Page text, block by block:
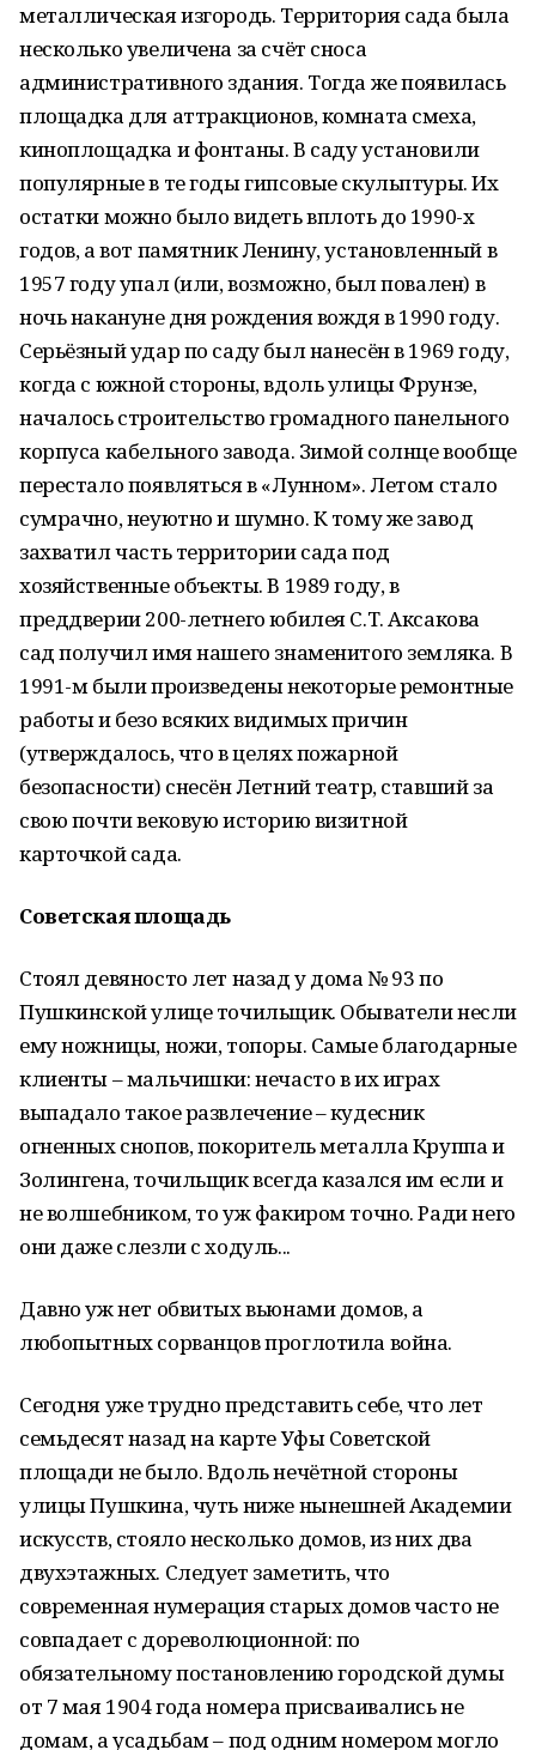
металлическая изгородь. Территория сада была
несколько увеличена за счёт сноса
административного здания. Тогда же появилась
площадка для аттракционов, комната смеха,
киноплощадка и фонтаны. В саду установили
популярные в те годы гипсовые скульптуры. Их
остатки можно было видеть вплоть до 1990-х
годов, а вот памятник Ленину, установленный в
1957 году упал (или, возможно, был повален) в
ночь накануне дня рождения вождя в 1990 году.
Серьёзный удар по саду был нанесён в 1969 году,
когда с южной стороны, вдоль улицы Фрунзе,
началось строительство громадного панельного
корпуса кабельного завода. Зимой солнце вообще
перестало появляться в «Лунном». Летом стало
сумрачно, неуютно и шумно. К тому же завод
захватил часть территории сада под
хозяйственные объекты. В 1989 году, в
преддверии 200-летнего юбилея С.Т. Аксакова
сад получил имя нашего знаменитого земляка. В
1991-м были произведены некоторые ремонтные
работы и безо всяких видимых причин
(утверждалось, что в целях пожарной
безопасности) снесён Летний театр, ставший за
свою почти вековую историю визитной
карточкой сада.
Советская площадь
Стоял девяносто лет назад у дома № 93 по
Пушкинской улице точильщик. Обыватели несли
ему ножницы, ножи, топоры. Самые благодарные
клиенты – мальчишки: нечасто в их играх
выпадало такое развлечение – кудесник
огненных снопов, покоритель металла Круппа и
Золингена, точильщик всегда казался им если и
не волшебником, то уж факиром точно. Ради него
они даже слезли с ходуль...
Давно уж нет обвитых вьюнами домов, а
любопытных сорванцов проглотила война.
Сегодня уже трудно представить себе, что лет
семьдесят назад на карте Уфы Советской
площади не было. Вдоль нечётной стороны
улицы Пушкина, чуть ниже нынешней Академии
искусств, стояло несколько домов, из них два
двухэтажных. Следует заметить, что
современная нумерация старых домов часто не
совпадает с дореволюционной: по
обязательному постановлению городской думы
от 7 мая 1904 года номера присваивались не
домам, а усадьбам – под одним номером могло